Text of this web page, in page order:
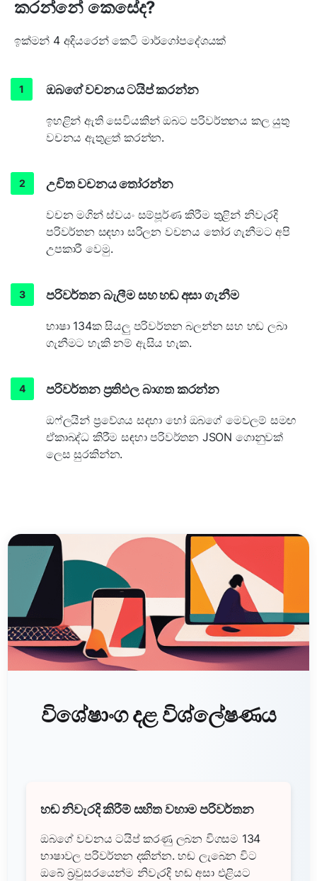
කරන්නේ කෙසේද?
ඉක්මන් 4 අදියරෙන් කෙටි මාර්ගෝපදේශයක්
ඔබගේ වචනය ටයිප් කරන්න
ඉහළින් ඇති සෙවියකින් ඔබට පරිවර්තනය කල යුතු
වචනය ඇතුළත් කරන්න.
උචිත වචනය තෝරන්න
වචන මගින් ස්වයං සම්පූර්ණ කිරීම තුළින් නිවැරදි
පරිවර්තන සඳහා සරිලන වචනය තෝර ගැනීමට අපි
උපකාරී වෙමු.
පරිවර්තන බැලීම සහ හඬ අසා ගැනීම
භාෂා 134ක සියලු පරිවර්තන බලන්න සහ හඬ ලබා
ගැනීමට හැකි නම් ඇසිය හැක.
පරිවර්තන ප්‍රතිඵල බාගත කරන්න
ඔෆ්ලයින් ප්‍රවේශය සදහා හෝ ඔබගේ මෙවලම් සමඟ
ඒකාබද්ධ කිරීම සඳහා පරිවර්තන JSON ගොනුවක්
ලෙස සුරකින්න.
විශේෂාංග දළ විශ්ලේෂණය
හඬ නිවැරදි කිරීම් සහිත වහාම පරිවර්තන
ඔබගේ වචනය ටයිප් කරණු ලබන විගසම 134
භාෂාවල පරිවර්තන දකින්න. හඬ ලැබෙන විට
ඔබේ බ්‍රවුසරයෙන්ම නිවැරදි හඬ අසා එළියට